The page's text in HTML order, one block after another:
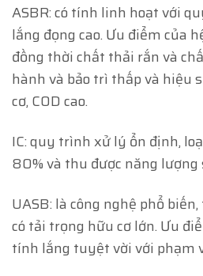
ASBR: có tính linh hoạt với
lắng đọng cao. Ưu điểm của
đồng thời chất thải rắn và
hành và bảo trì thấp và hiệu
cơ, COD cao.
IC: quy trình xử lý ổn định,
80% và thu được năng lượng
UASB: là công nghệ phổ
có tải trọng hữu cơ lớn. Ưu
tính lắng tuyệt vời với phạm